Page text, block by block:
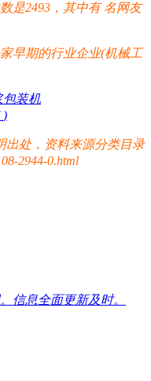
是2493，其中有名网友
早期的行业企业(机械工
包装机
)
出处，资料来源分类目录
2944-0.html
信息全面更新及时。